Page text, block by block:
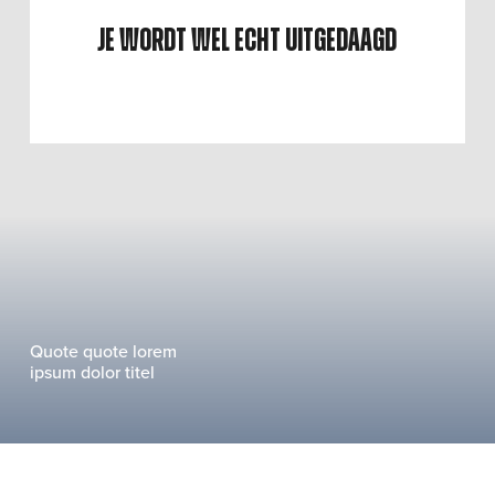
Je wordtwel echt uitgedaagd
Quote quote lorem
ipsum dolor titel